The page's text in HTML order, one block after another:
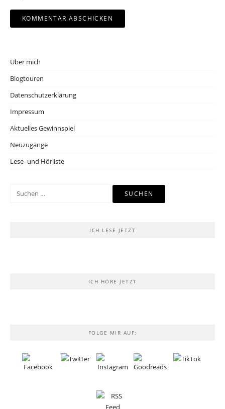
Über mich
Blogtouren
Datenschutzerklärung
Impressum
Aktuelles Gewinnspiel
Neuzugänge
Lese- und Hörliste
Suchen
ICH LESE JETZT
ICH HÖRE JETZT
FOLGE MIR AUF: